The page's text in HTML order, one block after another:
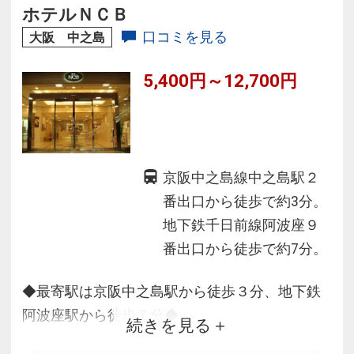
ご提供。
■全室禁煙
料♪
ホテルＮＣＢ
大阪 中之島 口コミを見る
5,400円～12,700円
京阪中之島線中之島駅２
番出口から徒歩で約3分。
地下鉄千日前線阿波座９
番出口から徒歩で約7分。
◆最寄駅は京阪中之島駅から徒歩３分、地下鉄
阿波座駅から徒歩７分◆
・京阪中之島駅から京都までの好アクセス。
続きを見る